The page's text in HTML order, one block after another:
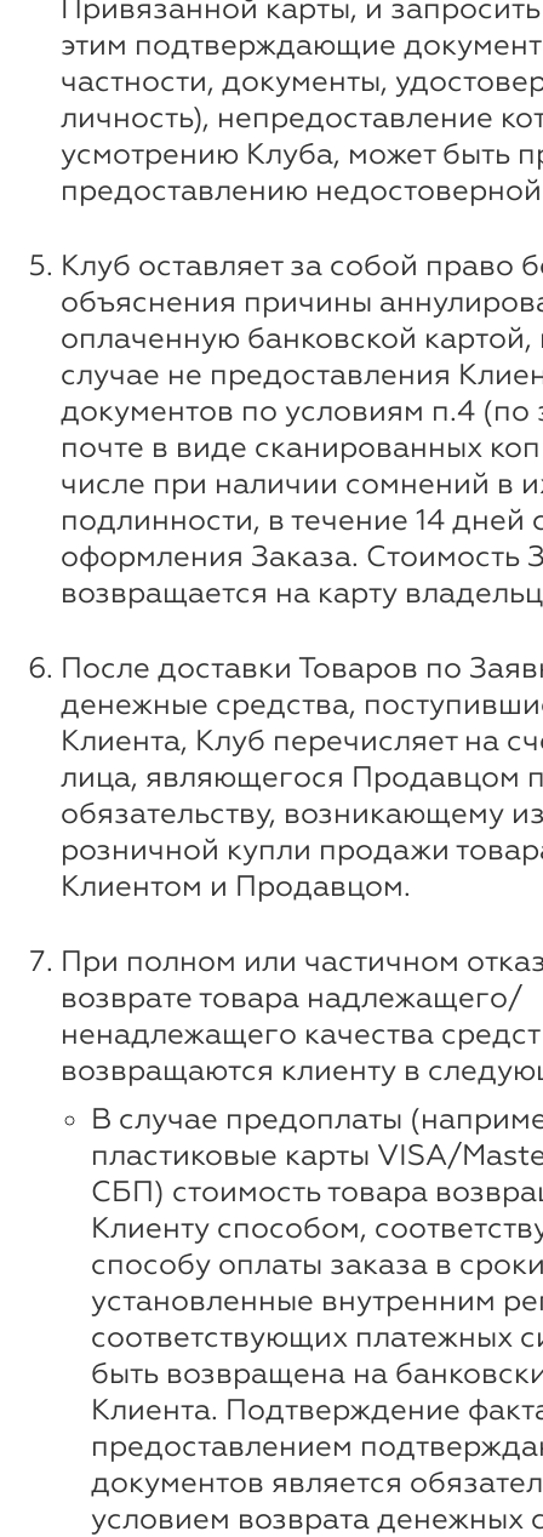
Привязанной карты, и
этим подтверждающие
частности, документы,
личность), непредоставление
усмотрению Клуба, может быть
предоставлению
Клуб оставляет за собой право
объяснения причины
оплаченную банковской картой,
случае не предоставления
документов по условиям п.4 (по
почте в виде сканированных
числе при наличии сомнений в
подлинности, в течение 14 дней
оформления Заказа. Стоимость
возвращается на карту
После доставки Товаров по
денежные средства,
Клиента, Клуб перечисляет на
лица, являющегося Продавцом
обязательству, возникающему
розничной купли продажи
Клиентом и Продавцом.
При полном или частичном
возврате товара надлежащего/
ненадлежащего качества
возвращаются клиенту в
В случае предоплаты
пластиковые карты VISA/
СБП) стоимость товара
Клиенту способом,
способу оплаты заказа в
установленные внутренним
соответствующих платежных
быть возвращена на
Клиента. Подтверждение
предоставлением
документов является
условием возврата денежных